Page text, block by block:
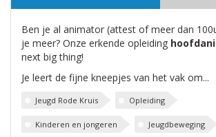
Ben je al animator (attest of meer dan
je meer? Onze erkende opleiding
next big thing!
Je leert de fijne kneepjes van het vak om...
Jeugd Rode Kruis Opleiding
Kinderen en jongeren Jeugdbeweging